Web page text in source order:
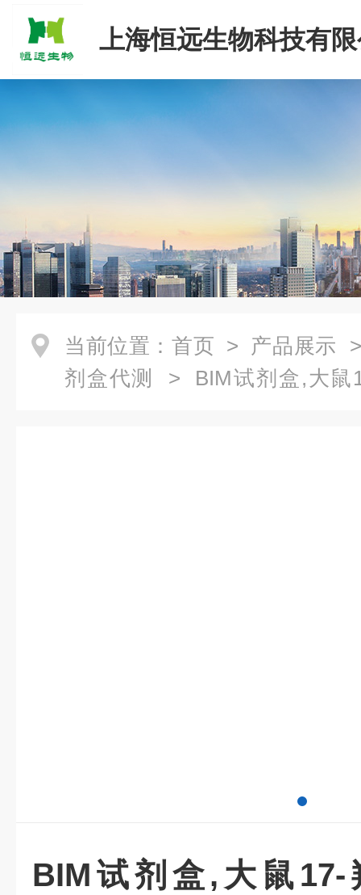
上海恒远生物科技有
当前位置： 首页 > 产品展示
剂盒代测
> BIM试剂盒,大鼠
BIM试剂盒,大鼠